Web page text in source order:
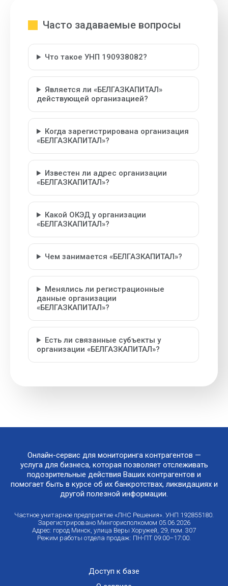
Часто задаваемые вопросы
Что такое УНП 190938082?
Является ли «БЕЛГАЗКАПИТАЛ»
действующей организацией?
Когда зарегистрирована организация
«БЕЛГАЗКАПИТАЛ»?
Известен ли адрес организации
«БЕЛГАЗКАПИТАЛ»?
Какой ОКЭД у организации
«БЕЛГАЗКАПИТАЛ»?
Чем занимается «БЕЛГАЗКАПИТАЛ»?
Менялись ли регистрационные
данные организации
«БЕЛГАЗКАПИТАЛ»?
Есть ли связанные субъекты у
организации «БЕЛГАЗКАПИТАЛ»?
Онлайн-сервис для мониторинга контрагентов —
услуга для бизнеса, которая позволяет отслеживать
подозрительные действия Ваших контрагентов и
помогает быть в курсе об их банкротствах, ликвидациях и
другой полезной информации.
Частное унитарное предприятие «ЛНС Решения». УНП 192855180.
Зарегистрировано Мингорисполкомом 05.06.2026
Адрес: город Минск, улица Веры Хоружей, 29, пом. 307
Режим работы отдела продаж: ПН-ПТ 09:00–17:00.
Доступ к базе